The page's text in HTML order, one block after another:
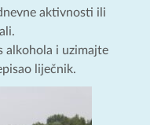
aktivnosti ili
alkohola i uzimajte
liječnik.